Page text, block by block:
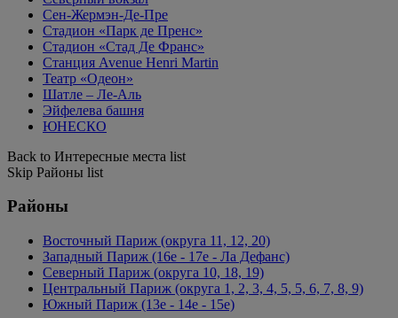
Сен-Жермэн-Де-Пре
Стадион «Парк де Пренс»
Стадион «Стад Де Франс»
Станция Avenue Henri Martin
Театр «Одеон»
Шатле – Ле-Аль
Эйфелева башня
ЮНЕСКО
Back to Интересные места list
Skip Районы list
Районы
Восточный Париж (округа 11, 12, 20)
Западный Париж (16e - 17e - Ла Дефанс)
Северный Париж (округа 10, 18, 19)
Центральный Париж (округа 1, 2, 3, 4, 5, 5, 6, 7, 8, 9)
Южный Париж (13e - 14e - 15e)